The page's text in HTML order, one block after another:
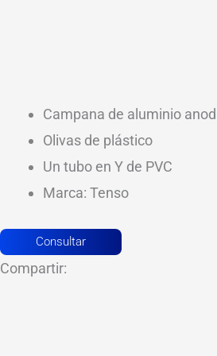
Campana de aluminio
Olivas de plástico
Un tubo en Y de PVC
Marca: Tenso
Consultar
Compartir: